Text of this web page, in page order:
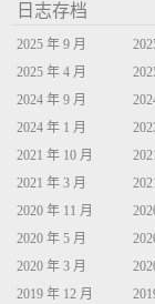
日志存档
2025 年 9 月
2025 年 4 月
2024 年 9 月
2024 年 1 月
2021 年 10 月
2021 年 3 月
2020 年 11 月
2020 年 5 月
2020 年 3 月
2019 年 12 月